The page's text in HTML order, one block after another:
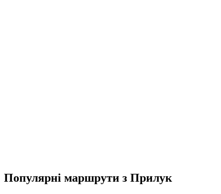
Популярні маршрути з Прилук